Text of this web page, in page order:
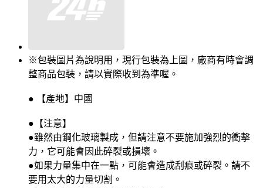
※包裝圖片為說明用，現行包裝為上圖，廠商有時會調
整商品包裝，請以實際收到為準喔。
● 【產地】中國
●【注意】
●雖然由鋼化玻璃製成，但請注意不要施加強烈的衝擊
力，它可能會因此碎裂或損壞。
●如果力量集中在一點，可能會造成刮痕或碎裂。請不
要用太大的力量切割。